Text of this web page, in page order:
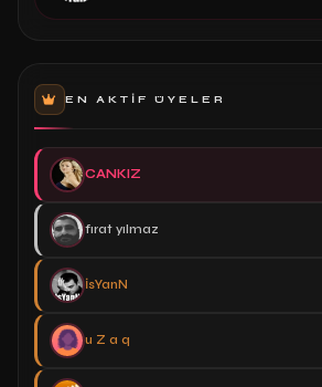
EN AKTIF ÜYELER
CANKIZ
fırat yılmaz
İsYanN
u Z a q